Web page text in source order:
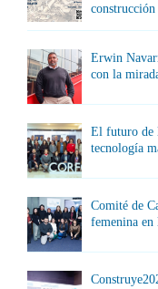
construcción
Erwin
con la
El futuro de
tecnología
Comité de
femenina en